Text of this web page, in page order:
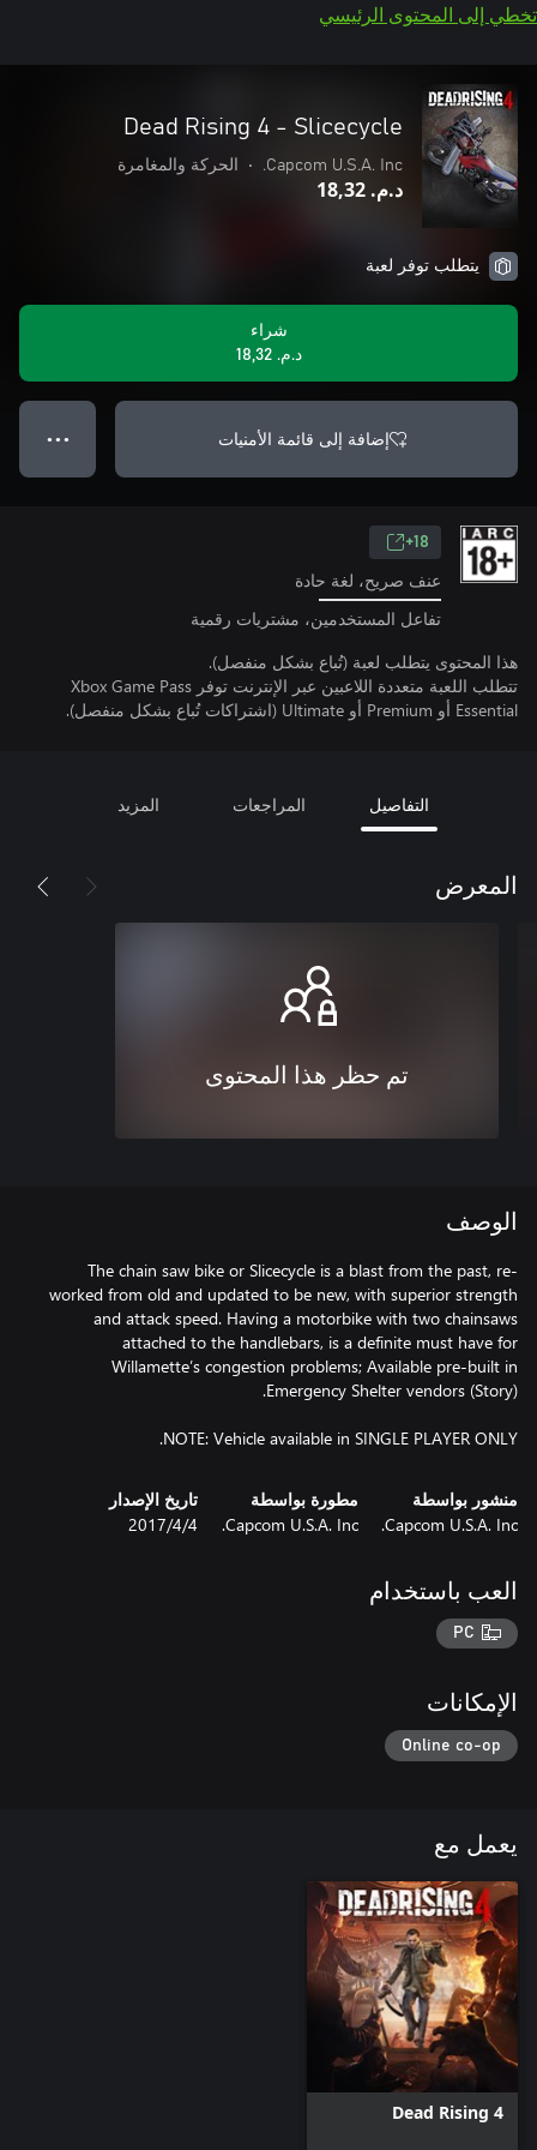
تخطي إلى المحتوى الرئيسي
Dead Rising 4 - Slicecycle
Capcom U.S.A. Inc.
• الحركة والمغامرة
د.م.‏ 18,32
يتطلب توفر لعبة
شراء
د.م.‏ 18,32
إضافة إلى قائمة الأمنيات ● ● ●
18+
عنف صريح، لغة حادة
تفاعل المستخدمين، مشتريات رقمية
هذا المحتوى يتطلب لعبة (تُباع بشكل منفصل).
تتطلب اللعبة متعددة اللاعبين عبر الإنترنت توفر Xbox Game Pass
Essential أو Premium أو Ultimate (اشتراكات تُباع بشكل منفصل).
التفاصيل المراجعات المزيد
المعرض
تم حظر هذا المحتوى
الوصف
The chain saw bike or Slicecycle is a blast from the past, re-
worked from old and updated to be new, with superior strength
and attack speed. Having a motorbike with two chainsaws
attached to the handlebars, is a definite must have for
Willamette’s congestion problems; Available pre-built in
NOTE: Vehicle available in SINGLE PLAYER ONLY.
منشور بواسطة
Capcom U.S.A. Inc.
مطورة بواسطة
Capcom U.S.A. Inc.
تاريخ الإصدار
4‏/4‏/2017
العب باستخدام
PC
الإمكانات
Online co-op
يعمل مع
Dead Rising 4